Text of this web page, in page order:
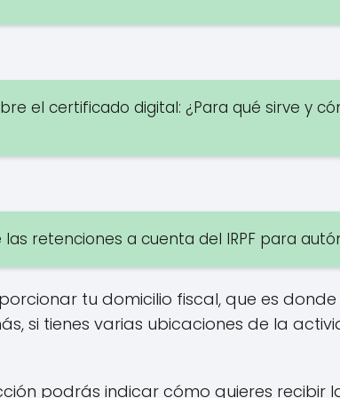
el certificado digital: ¿Para qué sirve y
retenciones a cuenta del IRPF para
tu domicilio fiscal, que es
si tienes varias ubicaciones de la
podrás indicar cómo quieres recibir